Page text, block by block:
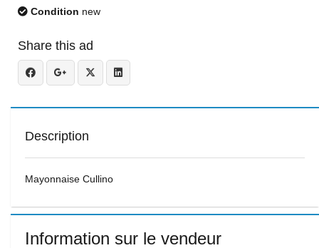
Condition new
Share this ad
Description
Mayonnaise Cullino
Information sur le vendeur